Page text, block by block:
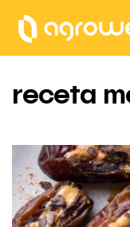
receta